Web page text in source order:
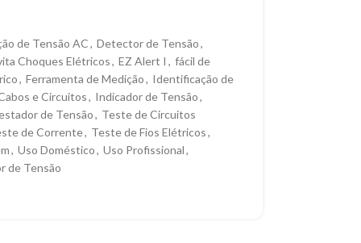
de Tensão AC, Detector de Tensão,
Choques Elétricos, EZ Alert I , fácil de
, Ferramenta de Medição, Identificação de
e Circuitos, Indicador de Tensão,
de Tensão, Teste de Circuitos
de Corrente, Teste de Fios Elétricos,
, Uso Doméstico, Uso Profissional,
de Tensão